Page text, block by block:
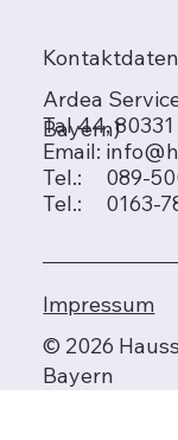
Impressum
© 2026
Bayern
Kontaktdaten
Ardea
Bayern)
Tal 44,
Email:
Tel.: 089-
Tel.: 0163-